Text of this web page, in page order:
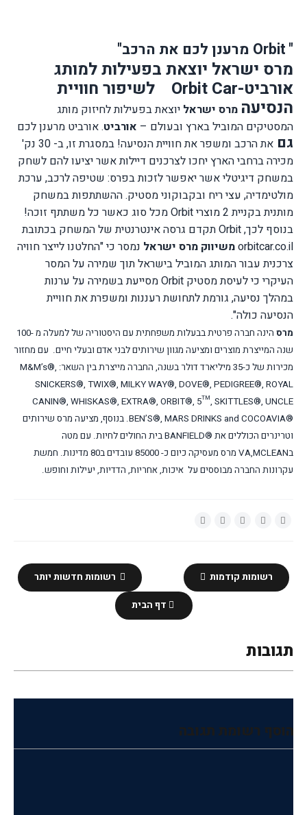
"
Orbit מרענן לכם את הרכב"
מרס ישראל יוצאת בפעילות למותג
אורביט-
Orbit Car
לשיפור חוויית
הנסיעה מרס ישראל יוצאת בפעילות לחיזוק מותג
המסטיקים המוביל בארץ ובעולם – אורביט.אורביט מרענן לכם
גם את הרכב ומשפר את חוויית הנסיעה! במסגרת זו,
ב- 30 נק'
מכירה ברחבי הארץ יחכו לצרכנים דיילות אשר יציעו להם לשחק
במשחק דיגיטלי אשר יאפשר לזכות בפרס: שטיפה לרכב, ערכת
מולטימדיה, עצי ריח ובקבוקוני מסטיק. ההשתתפות במשחק
מותנית בקניית 2 מוצרי
Orbitמכל סוג כאשר כל משתתף זוכה!
בנוסף לכך,Orbitתקדם גרסה אינטרנטית של המשחק בכתובת
orbitcar.co.ilמשיווק מרס ישראל נמסר כי "החלטנו לייצר חוויה
צרכנית עבור המותג המוביל בישראל תוך שמירה על המסר
העיקרי כי לעיסת מסטיק Orbitמסייעת בשמירה על ערנות
במהלך נסיעה, גורמת לתחושת רעננות ומשפרת את חוויית
הנסיעה כולה".
מרס
הינה חברה פרטית בבעלות משפחתית עם היסטוריה של למעלה מ -100
שנה המייצרת מוצרים ומציעה מגוון שירותים לבני אדם ובעלי חיים. עם מחזור
מכירות של כ-35 מיליארד דולר בשנה, החברה מייצרת בין השאר:
M&M’s®,
SNICKERS®, TWIX®, MILKY WAY®, DOVE®, PEDIGREE®, ROYAL
CANIN®, WHISKAS®, EXTRA®, ORBIT®, 5™, SKITTLES®, UNCLE
BEN’S®, MARS DRINKS and COCOAVIA®. בנוסף, מציעה מרס שירותים
וטרינרים הכוללים את BANFIELD®בית החולים לחיות. עם מטה
בMCLEAN
,
VA
מרס מעסיקה כיום כ- 85000 עובדים ב80 מדינות. חמשת
עקרונות החברה מבוססים על איכות, אחריות, הדדיות, יעילות וחופש.
רשומות חדשות יותר רשומות קודמות
דף הבית
תגובות
הוסף רשומת תגובה